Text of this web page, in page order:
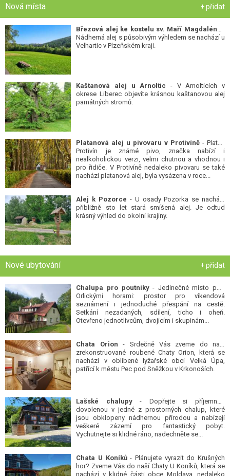
Nová místa + přidat
Nádherná alej s působivým výhledem se nachází u
Velhartic v Plzeňském kraji.
Kaštanová alej u Arnoltic - V Arnolticích v
okrese Liberec objevíte krásnou kaštanovou alej
památných stromů.
Platanová alej u pivovaru v Protivíně - Platan
Protivín je známé pivo, značka nabízí i
nealkoholickou verzi, velmi chutnou a vhodnou i
pro řidiče. V Protivíně nedaleko pivovaru se také
nachází platanová alej, byla vysázena v roce...
Alej k Pozorce - U osady Pozorka se nachází
přibližně sto let stará smíšená alej. Je odtud
krásný výhled do okolní krajiny.
Nové ubytování + přidat
Chalupa pro poutníky- Jedinečné místo pod
Orlickými horami: prostor pro víkendová
seznámení i jednoduché přespání na cestě.
Setkání nezadaných, sdílení, ticho i oheň.
Otevřeno jednotlivcům, dvojicím i skupinám...
Chata Orion - Srdečně Vás zveme do naší
zrekonstruované roubené Chaty Orion, která se
nachází v oblíbené lyžařské obci Velká Úpa,
patřící k městu Pec pod Sněžkou v Krkonoších.
Lašské chalupy- Dopřejte si příjemnou
dovolenou v jedné z prostorných chalup, které
jsou obklopeny nádhernou přírodou a nabízejí
veškeré zázemí pro fantastický pobyt.
Vychutnejte si klidné ráno, nadechněte se...
Chata U Koníků- Plánujete vyrazit do Krušných
hor? Zveme Vás do naší Chaty U Koníků, která se
nachází v klidné části obce Moldava, nedaleko